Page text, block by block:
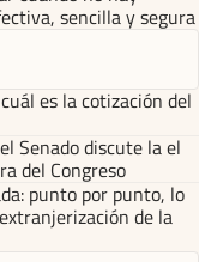
sencilla y segura
es la cotización del
Senado discute la el
del Congreso
punto por punto, lo
de la